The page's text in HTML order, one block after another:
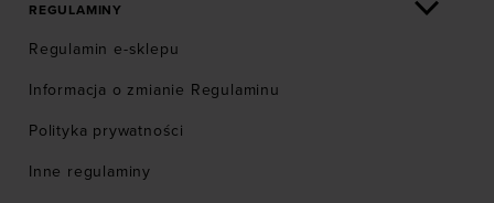
REGULAMINY
Regulamin e-sklepu
Informacja o zmianie Regulaminu
Polityka prywatności
Inne regulaminy